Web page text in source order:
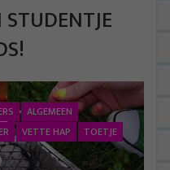
ALGEMEEN
VETTE HAP
TOETJE